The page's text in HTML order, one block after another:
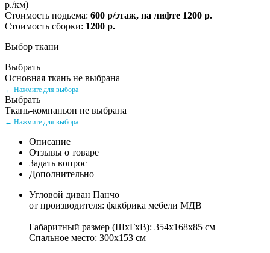
р./км)
Стоимость подьема: 600 р/этаж, на лифте 1200 р.
Стоимость сборки: 1200 р.
Выбор ткани
Выбрать
Основная ткань не выбрана
← Нажмите для выбора
Выбрать
Ткань-компаньон не выбрана
← Нажмите для выбора
Описание
Отзывы о товаре
Задать вопрос
Дополнительно
Угловой диван Панчо
от производителя: факбрика мебели МДВ
Габаритный размер (ШхГхВ): 354х168х85 см
Спальное место: 300х153 см